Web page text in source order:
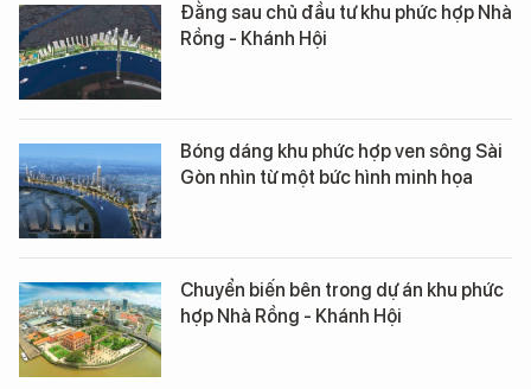
Đằng sau chủ đầu tư khu phức hợp Nhà
Rồng - Khánh Hội
Bóng dáng khu phức hợp ven sông Sài
Gòn nhìn từ một bức hình minh họa
Chuyển biến bên trong dự án khu phức
hợp Nhà Rồng - Khánh Hội